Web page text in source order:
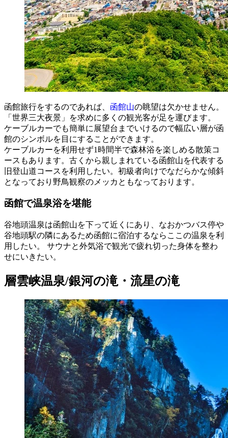
函館旅行をするのであれば、 函館山の眺望は欠かせません。
「世界三大夜景」を求めに多くの観光客が足を運びます。
ケーブルカーでも簡単に展望台までいけるので幅広い層が函
館のシンボルを目にすることができます。
ケーブルカーを利用せず1時間半で森林浴を楽しめる散策コ
ースもあります。古くから親しまれている函館山を代表する
旧登山道コースを利用したい。初級者向けでなだらかな傾斜
となっており野鳥観察のメッカともなっております。
函館で温泉浴を堪能
谷地頭温泉は函館山を下って近くにあり、なおかつバス停や
谷地頭駅の隣にあるため函館に宿泊するならここの温泉を利
用したい。 サウナと外気浴で観光で疲れ切った身体を整わ
せにいきたい。
層雲峡温泉/銀河の滝・流星の滝